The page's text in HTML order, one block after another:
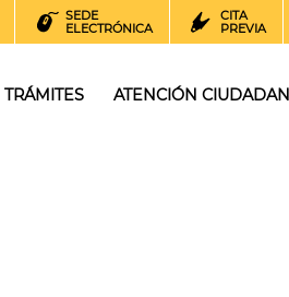
SEDE
ELECTRÓNICA
CITA
PREVIA
TRÁMITES ATENCIÓN